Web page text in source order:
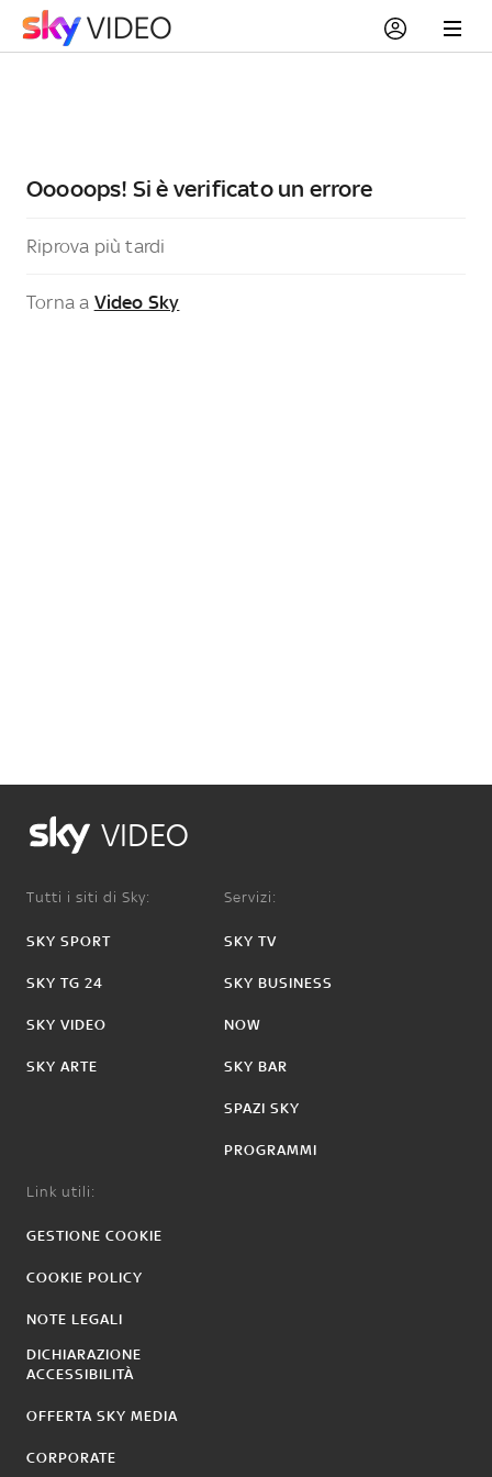
Ooooops! Si è verificato un errore
Riprova più tardi
Torna a Video Sky
VIDEO
Tutti i siti di Sky:
SKY SPORT
SKY TG 24
SKY VIDEO
SKY ARTE
Servizi:
SKY TV
SKY BUSINESS
NOW
SKY BAR
SPAZI SKY
PROGRAMMI
Link utili:
GESTIONE COOKIE
COOKIE POLICY
NOTE LEGALI
DICHIARAZIONE
ACCESSIBILITÀ
OFFERTA SKY MEDIA
CORPORATE